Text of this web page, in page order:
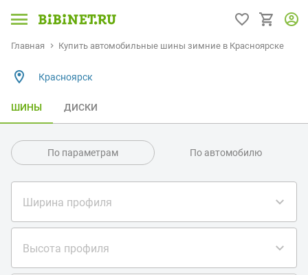
Главная Купить автомобильные шины зимние в Красноярске
Красноярск
ШИНЫ ДИСКИ
По параметрам По автомобилю
Ширина профиля
Высота профиля